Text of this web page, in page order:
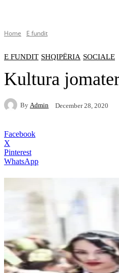
Home E fundit
E FUNDIT SHQIPËRIA SOCIALE
Kultura
By Admin December 28, 2020
Facebook
X
Pinterest
WhatsApp